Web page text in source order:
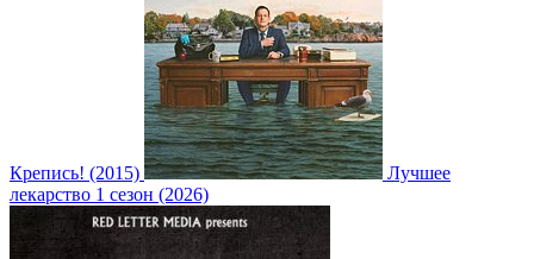
Крепись! (2015)
Лучшее
лекарство 1 сезон (2026)